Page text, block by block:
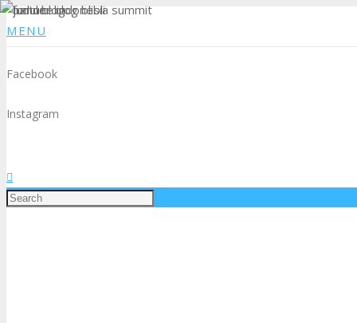
MENU
Facebook
Instagram